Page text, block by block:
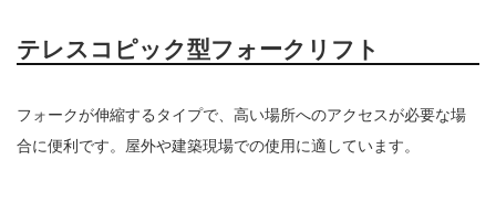
テレスコピック型フォークリフト
フォークが伸縮するタイプで、高い場所へのアクセスが必要な場
合に便利です。屋外や建築現場での使用に適しています。